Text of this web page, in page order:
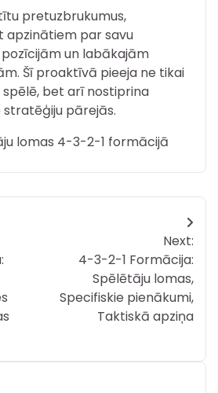
pretuzbrukumus,
par savu
un labākajām
Šī proaktīvā pieeja ne tikai
bet arī nostiprina
pārejās.
lomas 4-3-2-1 formācijā
Next:
4-3-2-1 Formācija:
Spēlētāju lomas,
Specifiskie pienākumi,
Taktiskā apziņa